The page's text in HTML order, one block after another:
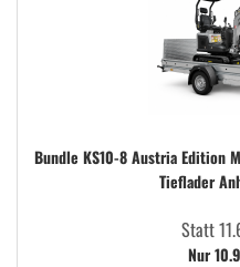
Bundle KS10-8 Austria Edition
Tieflader
Statt
Nur